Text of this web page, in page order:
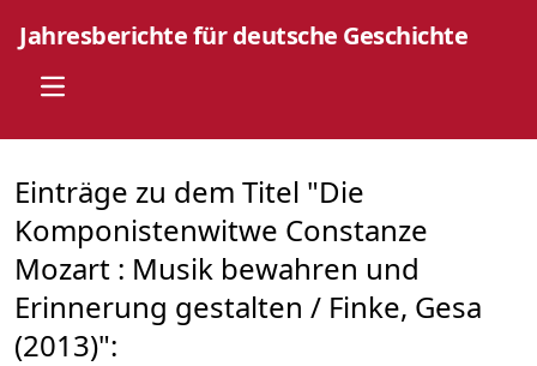
Jahresberichte für deutsche Geschichte
Open main menu
Einträge zu dem Titel "Die
Komponistenwitwe Constanze
Mozart : Musik bewahren und
Erinnerung gestalten / Finke, Gesa
(2013)":